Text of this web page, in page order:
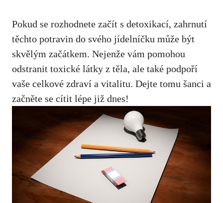
Pokud se rozhodnete začít s detoxikací, zahrnutí
těchto potravin do svého jídelníčku může být
skvělým začátkem. Nejenže vám pomohou
odstranit toxické látky z těla, ale také podpoří
vaše celkové zdraví a vitalitu. Dejte tomu šanci a
začněte se cítit lépe již dnes!